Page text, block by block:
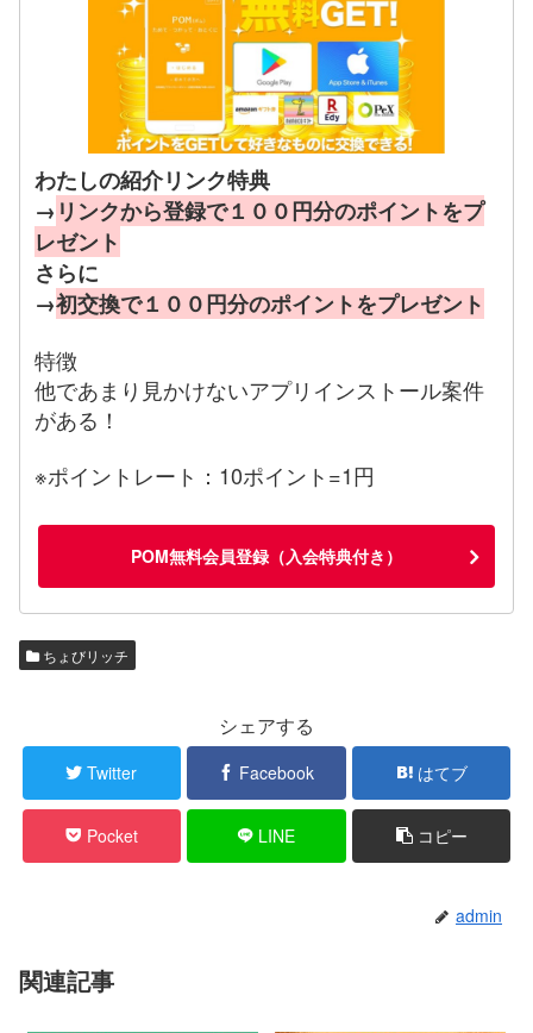
わたしの紹介リンク特典
→ リンクから登録で１００円分のポイントをプ
レゼント
さらに
→初交換で１００円分のポイントをプレゼント
特徴
他であまり見かけないアプリインストール案件
がある！
※ポイントレート：10ポイント=1円
POM無料会員登録（入会特典付き）
ちょびリッチ
シェアする
Twitter Facebook はてブ
Pocket LINE コピー
admin
関連記事